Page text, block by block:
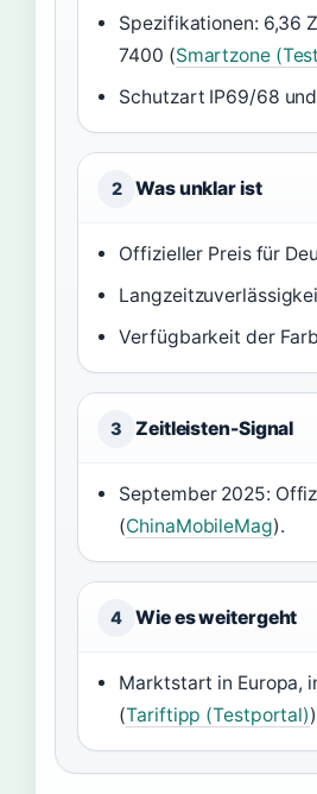
Spezifikationen: 6,36
7400 (Smartzone
Schutzart IP69/68
2 Was unklar ist
Offizieller Preis für
Verfügbarkeit der
3 Zeitleisten-Signal
September 2025:
(ChinaMobileMag).
4 Wie es weitergeht
Marktstart in Europa,
(Tariftipp (Testportal)